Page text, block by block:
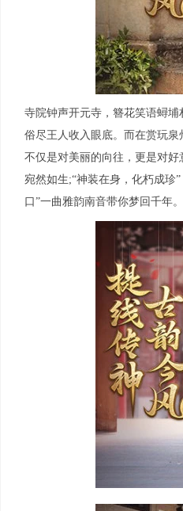
寺院钟声开元寺，簪花笑语蟳
俗尽王人收入眼底。而在赏玩
不仅是对美丽的向往，更是对
宛然如生;“神装在身，化朽成珍
口”一曲雅韵南音带你梦回千年。